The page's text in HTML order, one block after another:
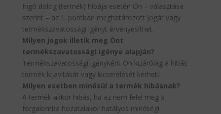
Ingó dolog (termék) hibája esetén Ön – választása
szerint – az 1. pontban meghatározott jogát vagy
termékszavatossági igényt érvényesíthet.
Milyen jogok illetik meg Önt
termékszavatossági igénye alapján?
Termékszavatossági igényként Ön kizárólag a hibás
termék kijavítását vagy kicserélését kérheti.
Milyen esetben minősül a termék hibásnak?
A termék akkor hibás, ha az nem felel meg a
forgalomba hozatalakor hatályos minőségi